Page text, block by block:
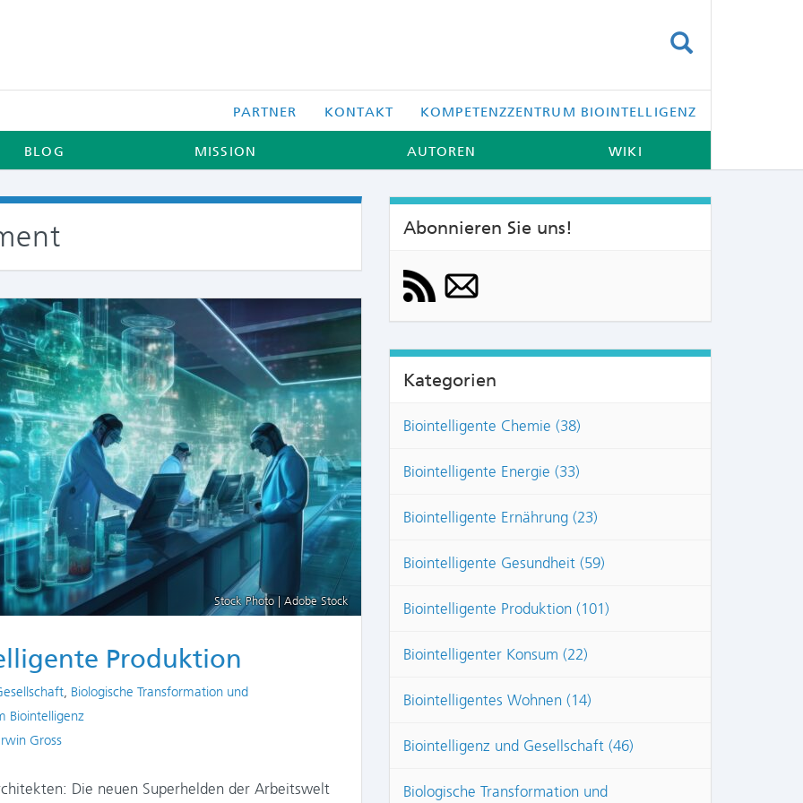
PARTNER KONTAKT KOMPETENZZENTRUM BIOINTELLIGENZ
BLOG MISSION AUTOREN WIKI
COMMENTS:
Stock Photo | Adobe Stock
Produktion
, Biologische Transformation und
Biointelligenz
Gross
Die neuen Superhelden der Arbeitswelt
Abonnieren Sie uns!
Kategorien
Biointelligente Chemie (38)
Biointelligente Energie (33)
Biointelligente Ernährung (23)
Biointelligente Gesundheit (59)
Biointelligente Produktion (101)
Biointelligenter Konsum (22)
Biointelligentes Wohnen (14)
Biointelligenz und Gesellschaft (46)
Biologische Transformation und